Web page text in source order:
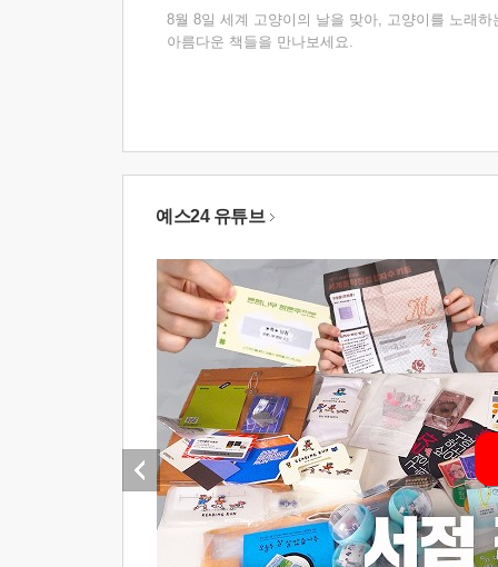
8월 8일 세계 고양이의 날을 맞아, 고양이를 노래하
아름다운 책들을 만나보세요.
예스24 유튜브